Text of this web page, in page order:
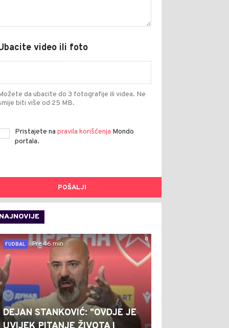
video ili foto
da ubacite do 3 fotografije ili videa. Ne
biti više od 25 MB.
Pristajete na pravila korišćenja Mondo
portala.
POŠALJI
NAJNOVIJE
0
FUDBAL
Pre 46 min
DEJAN STANKOVIĆ: "OVDJE JE